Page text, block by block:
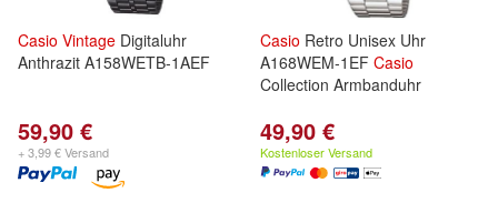
Casio Vintage Digitaluhr
Anthrazit A158WETB-1AEF
59,90 €
+ 3,99 € Versand
Casio Retro Unisex Uhr
A168WEM-1EF Casio
Collection Armbanduhr
49,90 €
Kostenloser Versand